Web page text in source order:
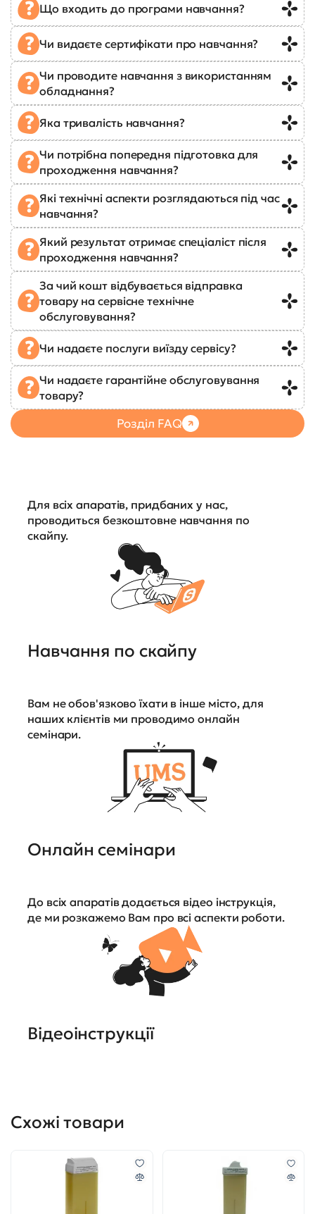
Що входить до програми навчання?
Чи видаєте сертифікати про навчання?
Чи проводите навчання з використанням
обладнання?
Яка тривалість навчання?
Чи потрібна попередня підготовка для
проходження навчання?
Які технічні аспекти розглядаються під час
навчання?
Який результат отримає спеціаліст після
проходження навчання?
За чий кошт відбувається відправка
товару на сервісне технічне
обслуговування?
Чи надаєте послуги виїзду сервісу?
Чи надаєте гарантійне обслуговування
товару?
Розділ FAQ
Для всіх апаратів, придбаних у нас,
проводиться безкоштовне навчання по
скайпу.
Навчання по скайпу
Вам не обов'язково їхати в інше місто, для
наших клієнтів ми проводимо онлайн
семінари.
Онлайн семінари
До всіх апаратів додається відео інструкція,
де ми розкажемо Вам про всі аспекти роботи.
Відеоінструкції
Схожі товари